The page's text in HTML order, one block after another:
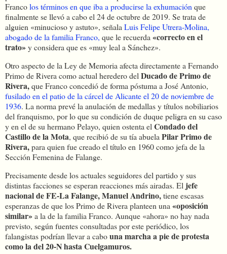
Francolos términos en que iba a producirse la exhumación que
finalmente se llevó a cabo el 24 de octubre de 2019. Se trata de
alguien «minucioso y astuto», señala Luis Felipe Utrera-Molina,
abogado de la familia Franco, que le recuerda «correcto en el
trato»y considera que es «muy leal a Sánchez».
Otro aspecto de la Ley de Memoria afecta directamente a Fernando
Primo de Rivera como actual heredero del Ducado de Primo de
Rivera,que Franco concedió de forma póstuma a José Antonio,
fusilado en el patio de la cárcel de Alicante el 20 de noviembre de
1936. La norma prevé la anulación de medallas y títulos nobiliarios
del franquismo, por lo que su condición de duque peligra en su caso
y en el de su hermano Pelayo, quien ostenta el Condado del
Castillo de la Mota, que recibió de su tía abuela Pilar Primo de
Rivera,para quien fue creado el título en 1960 como jefa de la
Sección Femenina de Falange.
Precisamente desde los actuales seguidores del partido y sus
distintas facciones se esperan reacciones más airadas. El jefe
nacional de FE-La Falange, Manuel Andrino,tiene escasas
esperanzas de que los Primo de Rivera planteen una «oposición
similar»a la de la familia Franco. Aunque «ahora» no hay nada
previsto, según fuentes consultadas por este periódico, los
falangistas podrían llevar a cabouna marcha a pie de protesta
como la del 20-N hasta Cuelgamuros.